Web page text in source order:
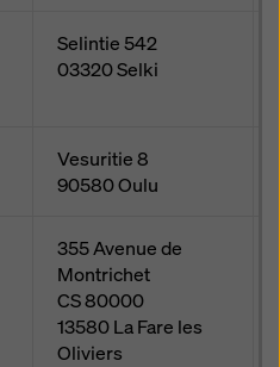
Selintie 542
03320Selki
Vesuritie 8
90580Oulu
355 Avenue de
Montrichet
CS 80000
13580La Fare les
Oliviers